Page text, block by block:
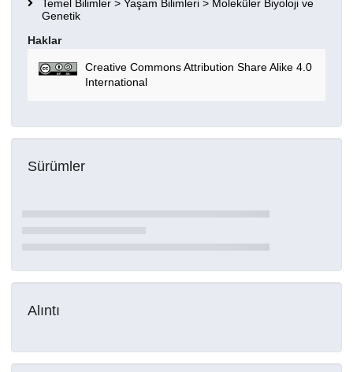
Temel Bilimler > Yaşam Bilimleri > Moleküler Biyoloji ve
Genetik
Haklar
Creative Commons Attribution Share Alike 4.0
International
Sürümler
Alıntı